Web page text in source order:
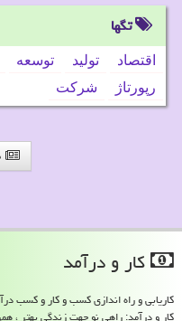
تگها
اقتصاد تولید توسعه
رپورتاژ
شركت
كار و درآمد
کاریابی و راه اندازی کسب و کار و کسب
کار و درآمد: راهی نو جهت زندگی بهتر ،